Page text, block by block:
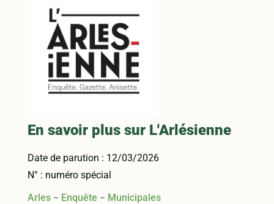
En savoir plus sur L'Arlésienne
Date de parution : 12/03/2026
N° : numéro spécial
Arles- Enquête - Municipales